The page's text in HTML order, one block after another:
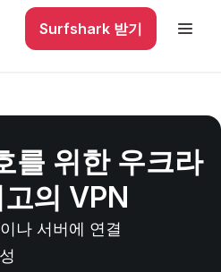
Surfshark 받기
를 위한 우크라
의 VPN
나 서버에 연결